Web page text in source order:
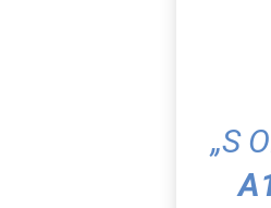
„S